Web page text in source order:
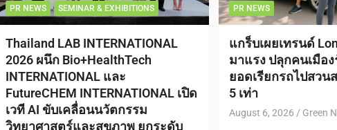
Thailand LAB INTERNATIONAL
2026 ผนึก Bio+HealthTech
INTERNATIONAL และ
FutureCHEM INTERNATIONAL เปิด
เวที AI ขับเคลื่อนนวัตกรรม
วิทยาศาสตร์และสุขภาพ ยกระดับ
ไทยสู่ศูนย์กลางอาเซียน
แกร็บเผยเทรนด์
มาแรง ปลุกคนเมือ
ยอดเรียกรถไปสวน
5 เท่า
August 6, 2026